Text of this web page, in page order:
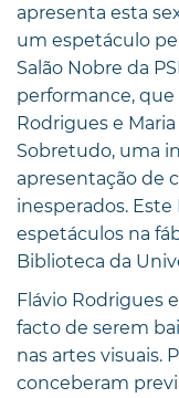
apresenta esta
um espetáculo
Salão Nobre da
performance, que
Rodrigues e
Sobretudo, uma
apresentação de
inesperados.
espetáculos na
Biblioteca da
Flávio Rodrigues
facto de serem
nas artes visuais.
conceberam